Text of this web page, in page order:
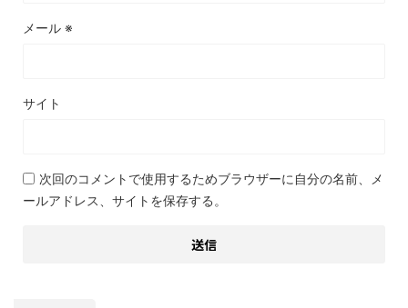
メール ※
サイト
次回のコメントで使用するためブラウザーに自分の名前、メ
ールアドレス、サイトを保存する。